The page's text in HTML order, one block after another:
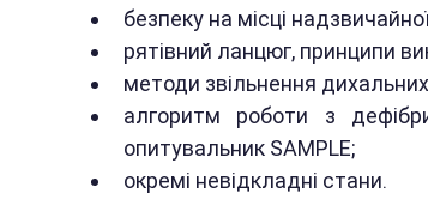
безпеку на місці
рятівний ланцюг, принципи
методи звільнення
алгоритм роботи з
опитувальник SAMPLE;
окремі невідкладні стани.